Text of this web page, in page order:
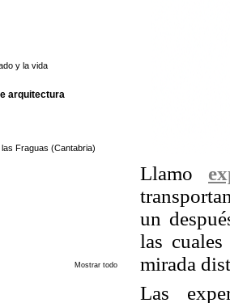
Llamo
un
las
mirada
Las
y la vida
arquitectura
Fraguas (Cantabria)
Mostrar todo